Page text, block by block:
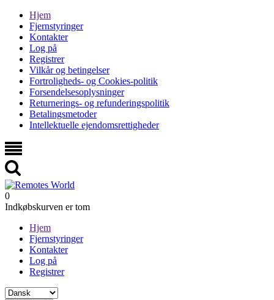
Hjem
Fjernstyringer
Kontakter
Log på
Registrer
Vilkår og betingelser
Fortroligheds- og Cookies-politik
Forsendelsesoplysninger
Returnerings- og refunderingspolitik
Betalingsmetoder
Intellektuelle ejendomsrettigheder
0
Indkøbskurven er tom
Hjem
Fjernstyringer
Kontakter
Log på
Registrer